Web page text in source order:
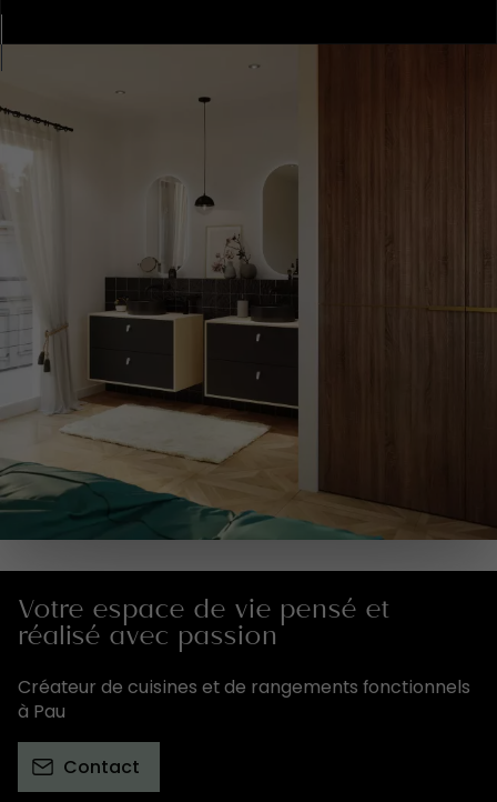
Votre espace de vie pensé et
réalisé avec passion
Créateur de cuisines et de rangements fonctionnels
à Pau
Contact